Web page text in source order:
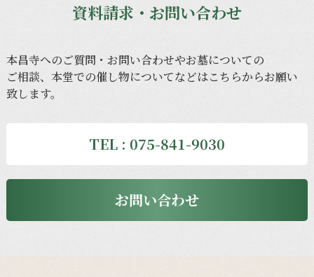
資料請求・お問い合わせ
本昌寺へのご質問・ お問い合わせやお墓についての
ご相談、 本堂での催し物についてなどはこちらからお願い
致します。
TEL : 075-841-9030
お問い合わせ